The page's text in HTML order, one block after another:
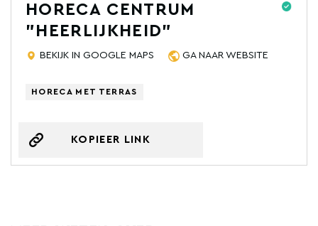
HORECA CENTRUM
"HEERLIJKHEID"
BEKIJK IN GOOGLE MAPS GA NAAR WEBSITE
HORECA MET TERRAS
KOPIEER LINK